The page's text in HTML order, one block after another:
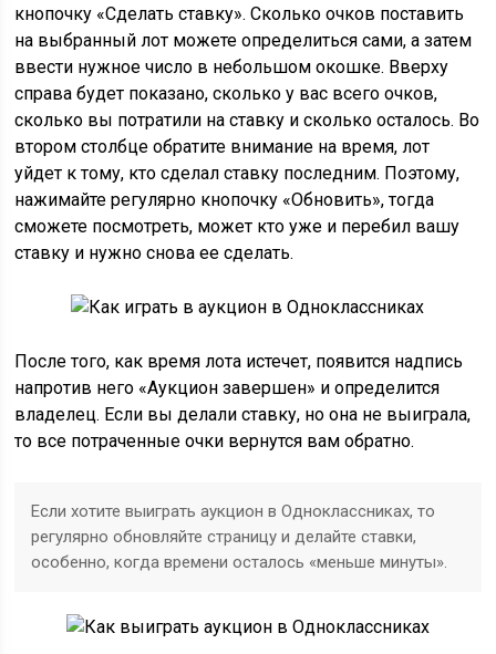
кнопочку «Сделать ставку». Сколько очков поставить
на выбранный лот можете определиться сами, а затем
ввести нужное число в небольшом окошке. Вверху
справа будет показано, сколько у вас всего очков,
сколько вы потратили на ставку и сколько осталось. Во
втором столбце обратите внимание на время, лот
уйдет к тому, кто сделал ставку последним. Поэтому,
нажимайте регулярно кнопочку «Обновить», тогда
сможете посмотреть, может кто уже и перебил вашу
ставку и нужно снова ее сделать.
После того, как время лота истечет, появится надпись
напротив него «Аукцион завершен» и определится
владелец. Если вы делали ставку, но она не выиграла,
то все потраченные очки вернутся вам обратно.
Если хотите выиграть аукцион в Одноклассниках, то
регулярно обновляйте страницу и делайте ставки,
особенно, когда времени осталось «меньше минуты».